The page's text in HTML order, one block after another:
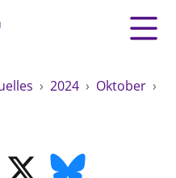
› 2024 › Oktober ›